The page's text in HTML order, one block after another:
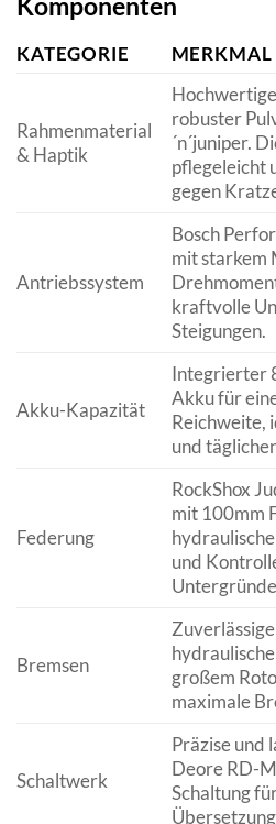
KATEGORIE MERKMAL
Rahmenmaterial
& Haptik
robuster
´n´juniper.
pflegeleicht
gegen
Antriebssystem
Bosch
mit starkem
kraftvolle
Steigungen.
Akku-Kapazität
Integrierter
Akku für
Reichweite,
und
Federung
RockShox
mit 100mm
und
Bremsen
großem
maximale
Schaltwerk
Präzise und
Deore RD-
Schaltung